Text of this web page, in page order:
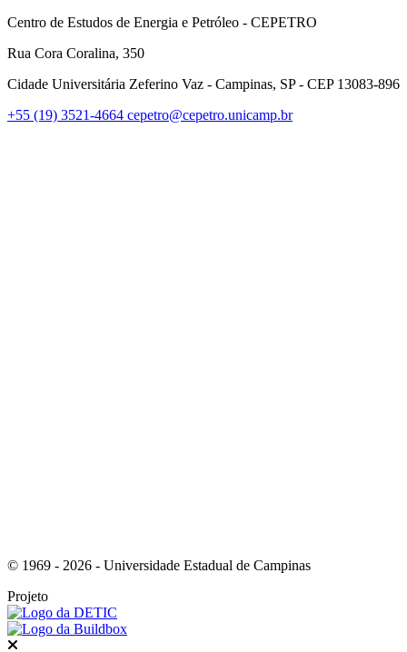
Centro de Estudos de Energia e Petróleo - CEPETRO
Rua Cora Coralina, 350
Cidade Universitária Zeferino Vaz - Campinas, SP - CEP 13083-896
+55 (19) 3521-4664 cepetro@cepetro.unicamp.br
© 1969 - 2026 - Universidade Estadual de Campinas
Projeto